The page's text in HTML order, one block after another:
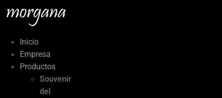
contenido
Inicio
Empresa
Productos
Souvenir
del